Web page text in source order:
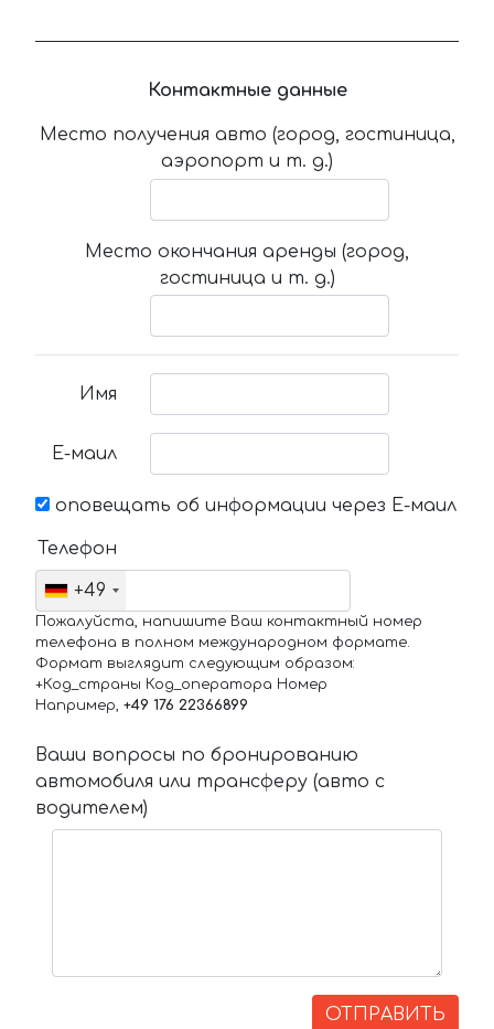
Контактные данные
Место получения авто (город, гостиница,
аэропорт и т. д.)
Место окончания аренды (город,
гостиница и т. д.)
Имя
Е-маил
оповещать об информации через Е-маил
Телефон
+49
Пожалуйста, напишите Ваш контактный номер
телефона в полном международном формате.
Формат выглядит следующим образом:
+Код_страны Код_оператора Номер
Например, +49 176 22366899
Ваши вопросы по бронированию
автомобиля или трансферу (авто с
водителем)
ОТПРАВИТЬ